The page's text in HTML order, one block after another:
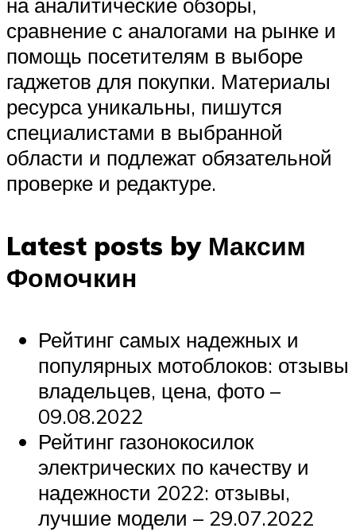
сравнение с аналогами на рынке и
помощь посетителям в выборе
гаджетов для покупки. Материалы
ресурса уникальны, пишутся
специалистами в выбранной
области и подлежат обязательной
проверке и редактуре.
Latest posts by Максим
Фомочкин
Рейтинг самых надежных и
популярных мотоблоков: отзывы
владельцев, цена, фото –
09.08.2022
Рейтинг газонокосилок
электрических по качеству и
надежности 2022: отзывы,
лучшие модели – 29.07.2022